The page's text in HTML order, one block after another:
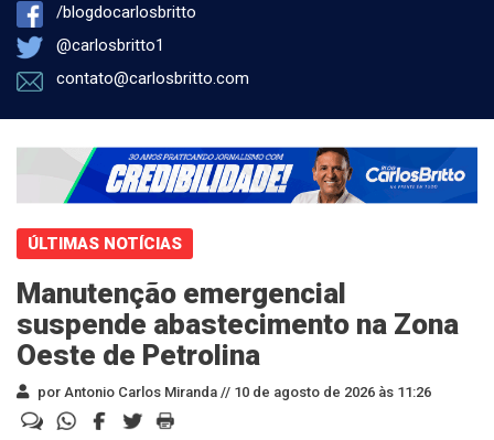
/blogdocarlosbritto
@carlosbritto1
contato@carlosbritto.com
ÚLTIMAS NOTÍCIAS
Manutenção emergencial
suspende abastecimento na Zona
Oeste de Petrolina
por Antonio Carlos Miranda // 10 de agosto de 2026 às 11:26